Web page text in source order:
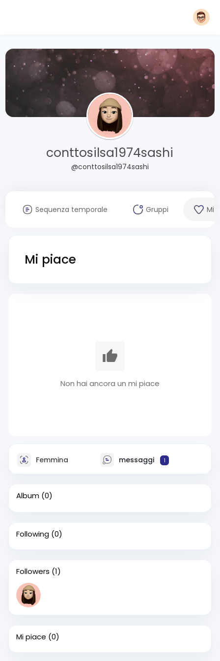
conttosilsa1974sashi
@conttosilsa1974sashi
Sequenza temporale Gruppi Mi
Mi piace
Non hai ancora un mi piace
Femmina messaggi 1
Album (0)
Following (0)
Followers (1)
Mi piace (0)